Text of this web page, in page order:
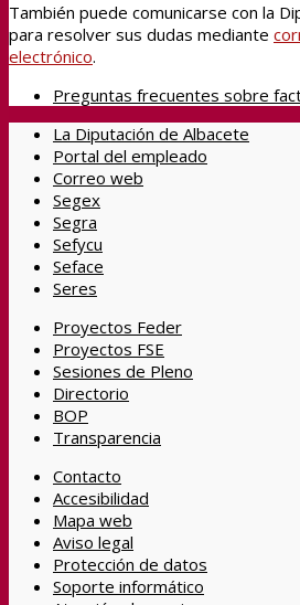
También puede comunicarse con la
para resolver sus dudas mediante
electrónico.
Preguntas frecuentes sobre
La Diputación de Albacete
Portal del empleado
Correo web
Segex
Segra
Sefycu
Seface
Seres
Proyectos Feder
Proyectos FSE
Sesiones de Pleno
Directorio
BOP
Transparencia
Contacto
Accesibilidad
Mapa web
Aviso legal
Protección de datos
Soporte informático